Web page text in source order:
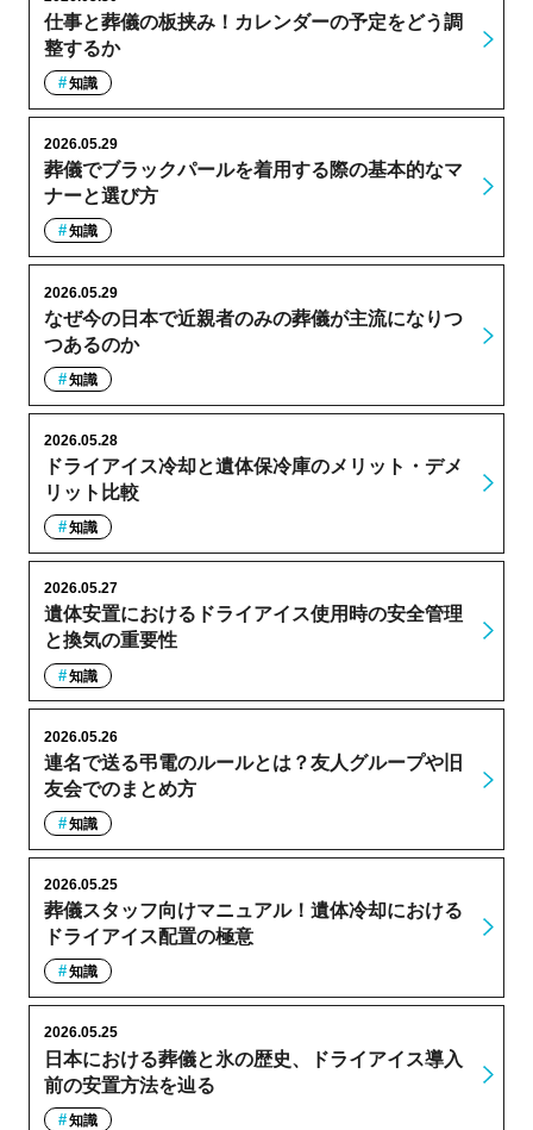
仕事と葬儀の板挟み！カレンダーの予定をどう調
整するか
知識
葬儀でブラックパールを着用する際の基本的なマ
ナーと選び方
2026.05.29
知識
なぜ今の日本で近親者のみの葬儀が主流になりつ
つあるのか
2026.05.29
知識
ドライアイス冷却と遺体保冷庫のメリット・デメ
リット比較
2026.05.28
知識
遺体安置におけるドライアイス使用時の安全管理
と換気の重要性
2026.05.27
知識
連名で送る弔電のルールとは？友人グループや旧
友会でのまとめ方
2026.05.26
知識
葬儀スタッフ向けマニュアル！遺体冷却における
ドライアイス配置の極意
2026.05.25
知識
日本における葬儀と氷の歴史、ドライアイス導入
前の安置方法を辿る
2026.05.25
知識